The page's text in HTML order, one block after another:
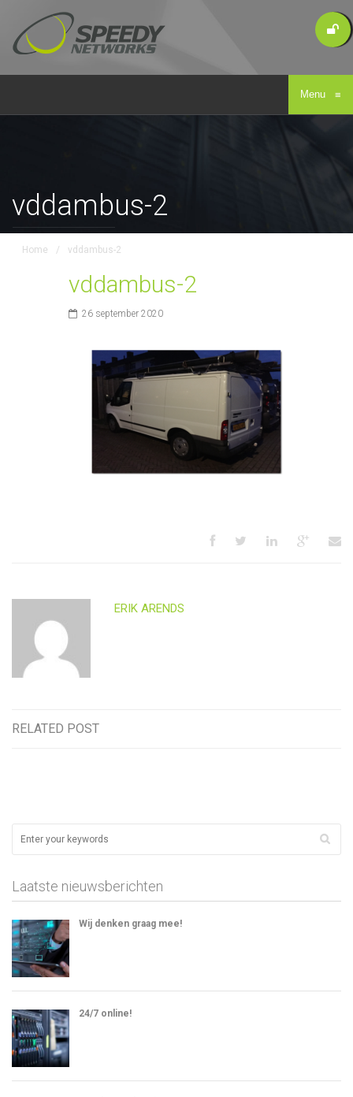
Menu ≡
vddambus-2
Home / vddambus-2
vddambus-2
26 september 2020
ERIK ARENDS
RELATED POST
Laatste nieuwsberichten
Wij denken graag mee!
24/7 online!